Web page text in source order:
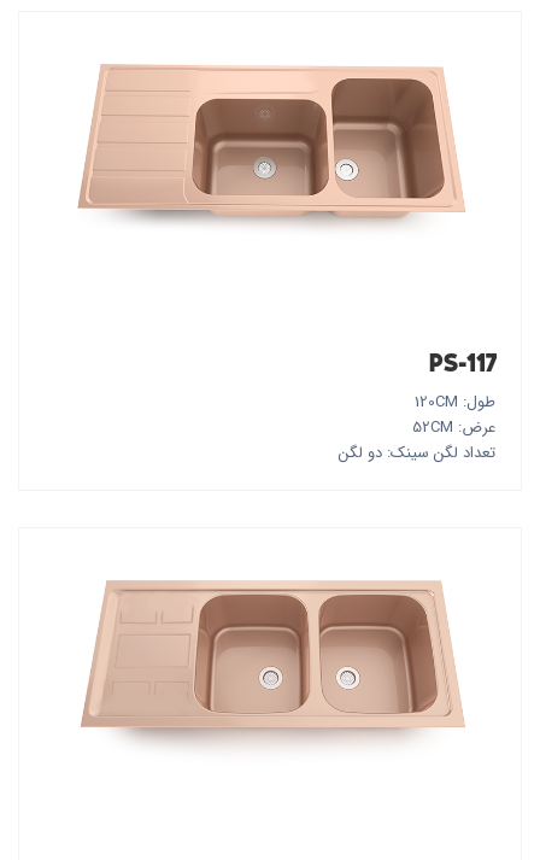
PS-117
طول: 120CM
عرض: 52CM
تعداد لگن سینک: دو لگن